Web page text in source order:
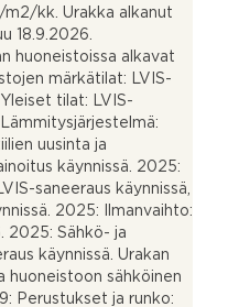
kk. Urakka alkanut
18.9.2026.
huoneistoissa alkavat
märkätilat: LVIS-
tilat: LVIS-
uusinta ja
käynnissä. 2025:
saneeraus käynnissä,
2025: Ilmanvaihto:
2025: Sähkö- ja
käynnissä. Urakan
huoneistoon sähköinen
Perustukset ja runko: